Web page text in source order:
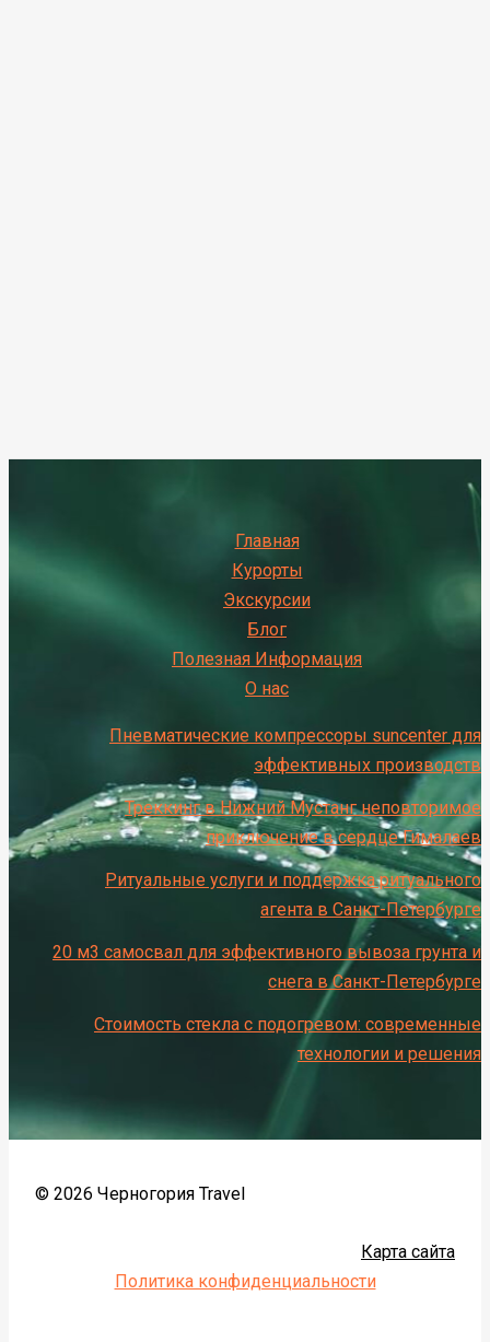
Главная
Курорты
Экскурсии
Блог
Полезная Информация
О нас
Пневматические компрессоры suncenter для
эффективных производств
Треккинг в Нижний Мустанг неповторимое
приключение в сердце Гималаев
Ритуальные услуги и поддержка ритуального
агента в Санкт-Петербурге
20 м3 самосвал для эффективного вывоза грунта и
снега в Санкт-Петербурге
Стоимость стекла с подогревом: современные
технологии и решения
© 2026 Черногория Travel
Карта сайта
Политика конфиденциальности